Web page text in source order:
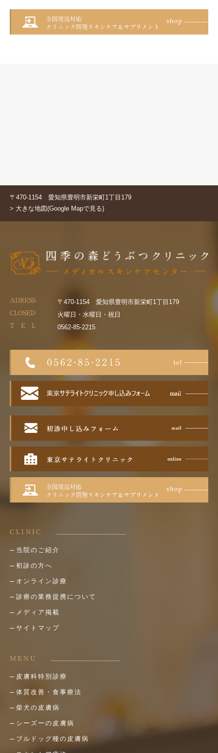
〒470-1154 愛知県豊明市新栄町1丁目179
> 大きな地図(Google Mapで見る)
ADRESS 〒470-1154 愛知県豊明市新栄町1丁目179
CLOSED 火曜日・水曜日・祝日
T E L 0562-85-2215
CLINIC
当院のご紹介
初診の方へ
オンライン診療
診療の業務提携について
メディア掲載
サイトマップ
MENU
皮膚科特別診療
体質改善・食事療法
柴犬の皮膚病
シーズーの皮膚病
ブルドッグ種の皮膚病